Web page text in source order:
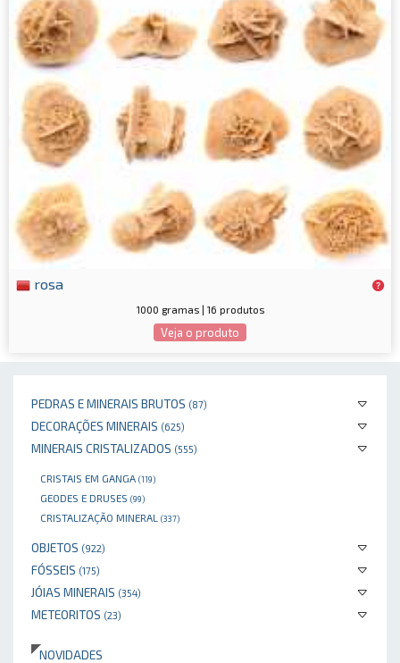
PEDRAS E MINERAIS BRUTOS (87)
DECORAÇÕES MINERAIS (625)
MINERAIS CRISTALIZADOS (555)
CRISTAIS EM GANGA (119)
GEODES E DRUSES (99)
CRISTALIZAÇÃO MINERAL (337)
OBJETOS (922)
FÓSSEIS (175)
JÓIAS MINERAIS (354)
METEORITOS (23)
NOVIDADES
rosa
1000 gramas | 16 produtos
Veja o produto